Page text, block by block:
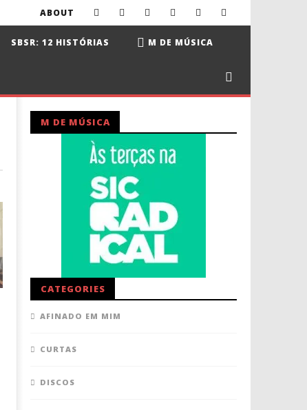
ABOUT
SBSR: 12 HISTÓRIAS M DE MÚSICA
M DE MÚSICA
CATEGORIES
AFINADO EM MIM
CURTAS
DISCOS